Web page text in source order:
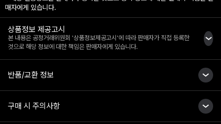
매자에게 있습니다.
상품정보 제공고시
본 내용은 공정거래위원회 '상품정보제공고시'에 따라 판매자가 직접 등록한
것으로 해당 정보에 대한 책임은 판매자에게 있습니다.
반품/교환 정보
구매 시 주의사항